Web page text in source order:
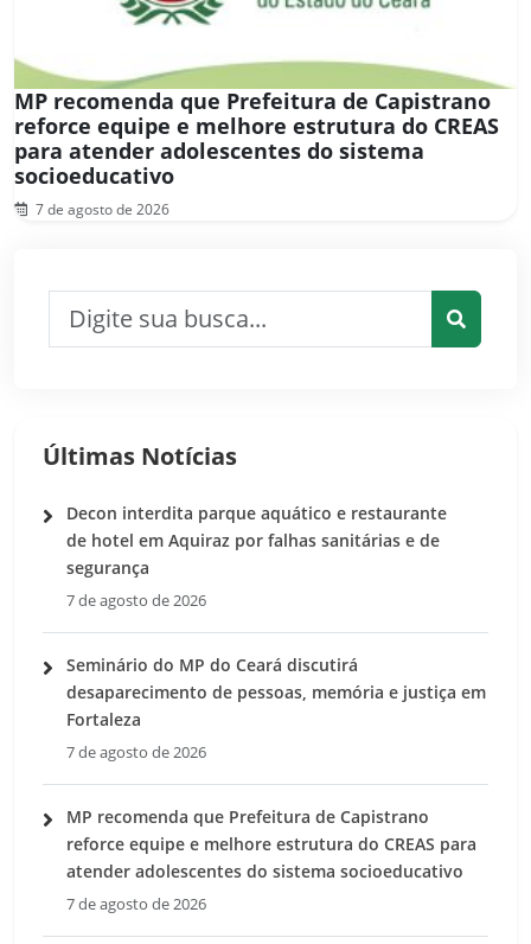
MP recomenda que Prefeitura de Capistrano
reforce equipe e melhore estrutura do CREAS
para atender adolescentes do sistema
socioeducativo
7 de agosto de 2026
Últimas Notícias
Decon interdita parque aquático e restaurante
de hotel em Aquiraz por falhas sanitárias e de
segurança
7 de agosto de 2026
Seminário do MP do Ceará discutirá
desaparecimento de pessoas, memória e justiça em
Fortaleza
7 de agosto de 2026
MP recomenda que Prefeitura de Capistrano
reforce equipe e melhore estrutura do CREAS para
atender adolescentes do sistema socioeducativo
7 de agosto de 2026